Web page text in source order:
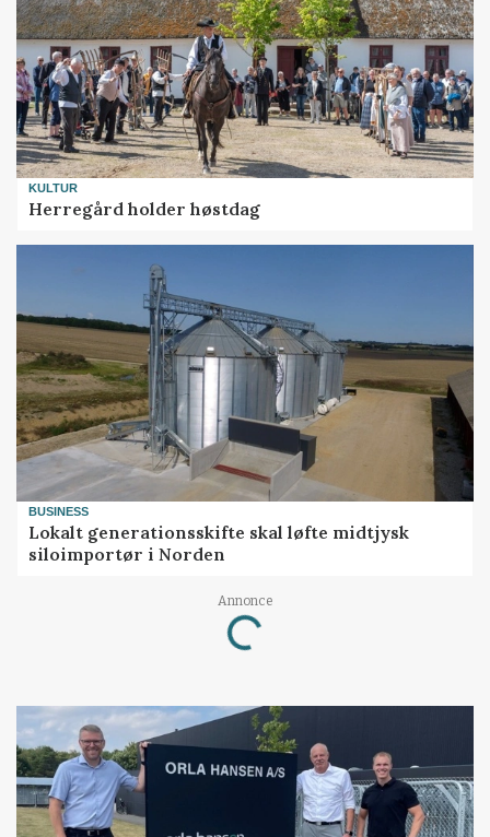
KULTUR
Herregård holder høstdag
BUSINESS
Lokalt generationsskifte skal løfte midtjysk
siloimportør i Norden
Annonce
Loading...